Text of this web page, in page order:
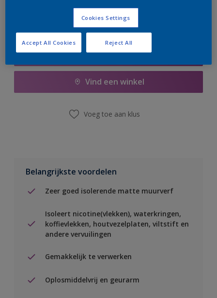
Boodschappenlijst
Vind een winkel
Voeg toe aan klus
Belangrijkste voordelen
Zeer goed isolerende matte muurverf
Isoleert nicotine(vlekken), waterkringen,
koffievlekken, houtvezelplaten, viltstift en
andere vervuilingen
Gemakkelijk te verwerken
Oplosmiddelvrij en geurarm
Cookies Settings
Reject All
Accept All Cookies